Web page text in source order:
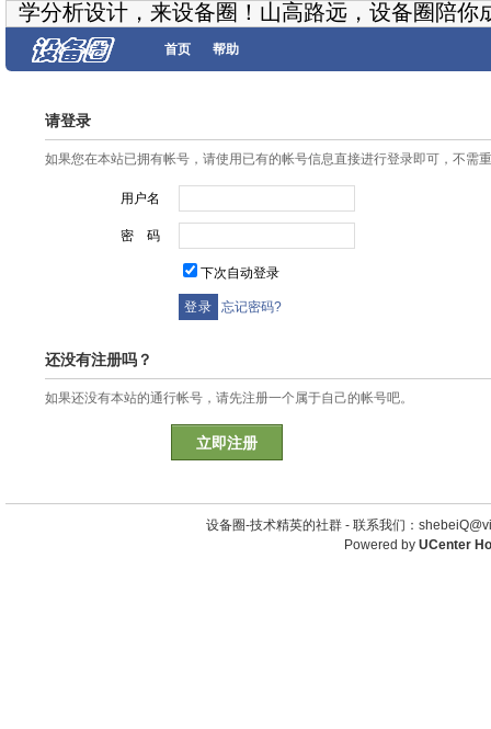
学分析设计，来设备圈！山高路远，设备圈陪你
首页 帮助
请登录
如果您在本站已拥有帐号，请使用已有的帐号信息直接进行登录即可，不需
用户名
密 码
下次自动登录
忘记密码?
还没有注册吗？
如果还没有本站的通行帐号，请先注册一个属于自己的帐号吧。
立即注册
设备圈-技术精英的社群 - 联系我们：
Powered by UCenter